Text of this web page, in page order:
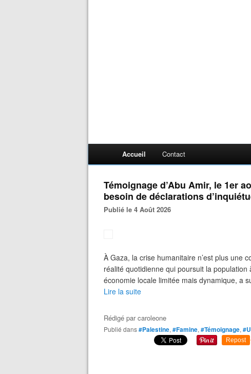
Accueil Contact
Témoignage d’Abu Amir, le 1er
besoin de déclarations
Publié le 4 Août 2026
À Gaza, la crise humanitaire n’est plus une
réalité quotidienne qui poursuit la
économie locale limitée mais dynamique, a
Lire la suite
Rédigé parcaroleone
Publié dans#Palestine, #Famine, #Témoignage,
Repost